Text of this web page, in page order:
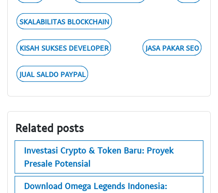
SKALABILITAS BLOCKCHAIN
KISAH SUKSES DEVELOPER JASA PAKAR SEO
JUAL SALDO PAYPAL
Related posts
Investasi Crypto & Token Baru: Proyek
Presale Potensial
Download Omega Legends Indonesia: